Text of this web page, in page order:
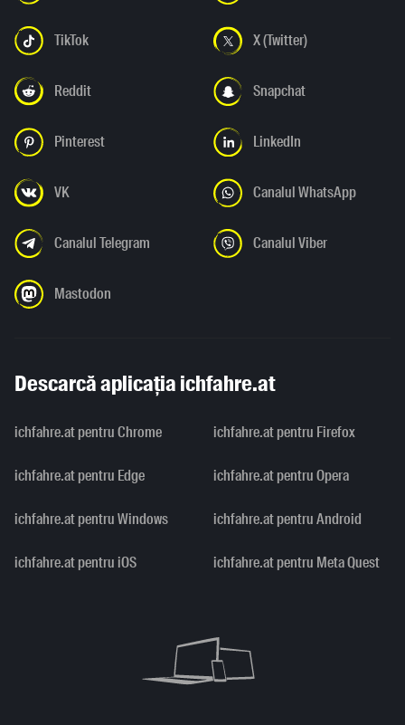
TikTok X (Twitter)
Reddit Snapchat
Pinterest LinkedIn
VK Canalul WhatsApp
Canalul Telegram Canalul Viber
Mastodon
Descarcă aplicația ichfahre.at
ichfahre.at pentru Chrome ichfahre.at pentru Firefox
ichfahre.at pentru Edge ichfahre.at pentru Opera
ichfahre.at pentru Windows ichfahre.at pentru Android
ichfahre.at pentru iOS ichfahre.at pentru Meta Quest